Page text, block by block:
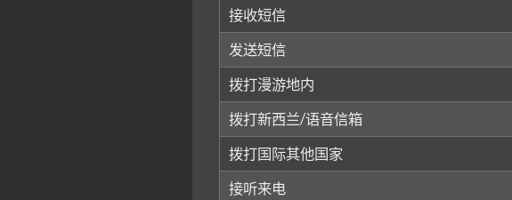
接收短信
发送短信
拨打漫游地内
拨打新西兰/语音信箱
拨打国际其他国家
接听来电